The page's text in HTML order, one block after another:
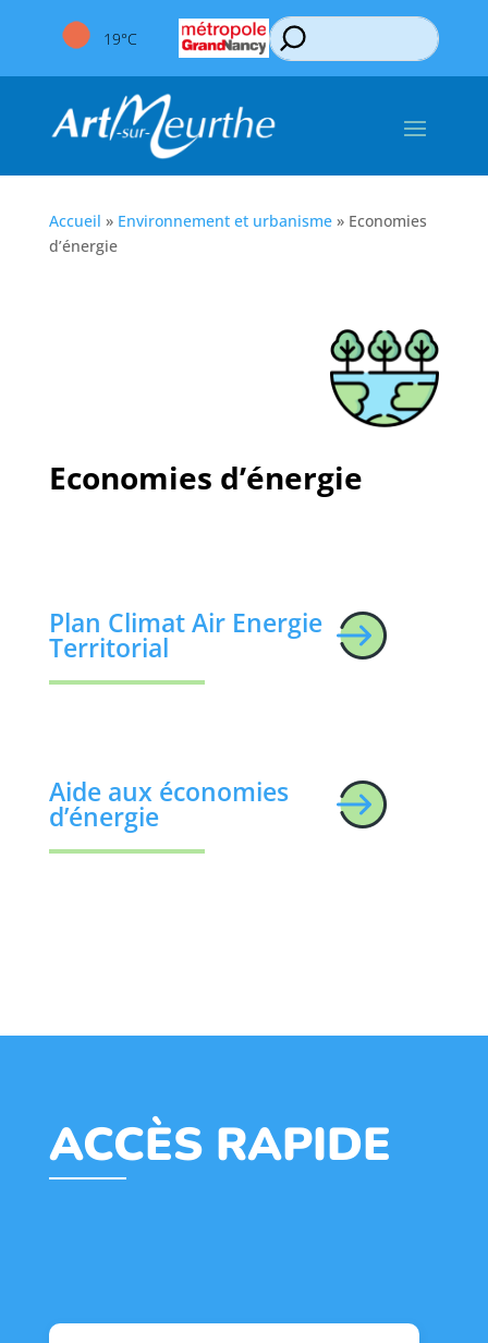
19°C
Accueil » Environnement et urbanisme» Economies
d’énergie
Economies d’énergie
Plan Climat Air Energie
Territorial
Aide aux économies
d’énergie
ACCÈS RAPIDE